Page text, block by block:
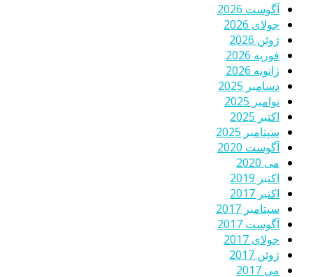
آگوست 2026
جولای 2026
ژوئن 2026
فوریه 2026
ژانویه 2026
دسامبر 2025
نوامبر 2025
اکتبر 2025
سپتامبر 2025
آگوست 2020
می 2020
اکتبر 2019
اکتبر 2017
سپتامبر 2017
آگوست 2017
جولای 2017
ژوئن 2017
می 2017